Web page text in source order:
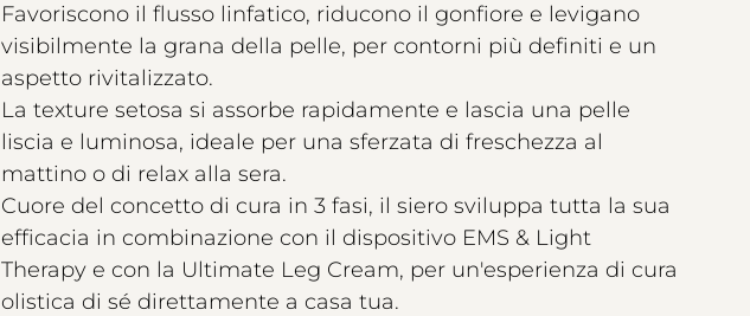
Favoriscono il flusso linfatico, riducono il gonfiore e levigano
visibilmente la grana della pelle, per contorni più definiti e un
aspetto rivitalizzato.
La texture setosa si assorbe rapidamente e lascia una pelle
liscia e luminosa, ideale per una sferzata di freschezza al
mattino o di relax alla sera.
Cuore del concetto di cura in 3 fasi, il siero sviluppa tutta la sua
efficacia in combinazione con il dispositivo EMS & Light
Therapy e con la Ultimate Leg Cream, per un'esperienza di cura
olistica di sé direttamente a casa tua.